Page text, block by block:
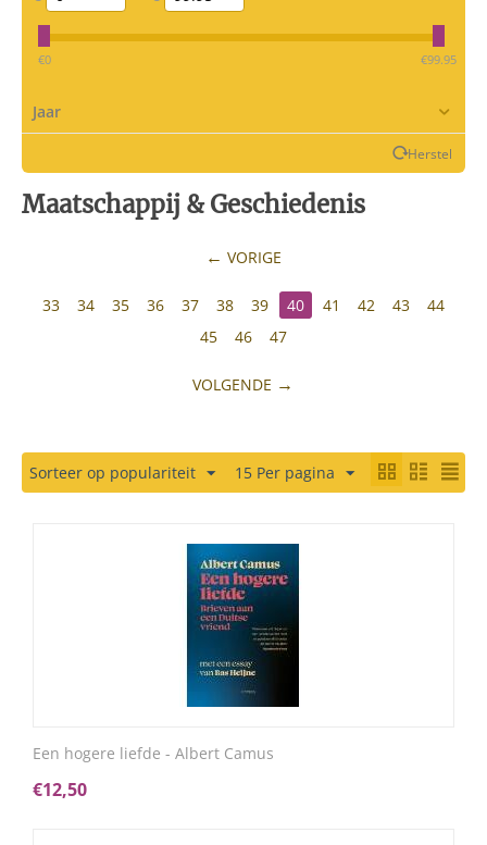
‎€0 ‎€99.95
Jaar
Herstel
Maatschappij & Geschiedenis
VORIGE
33 34 35 36 37 38 39 40 41 42 43
44
45
46 47
VOLGENDE
Sorteer op populariteit 15 Per pagina
Een hogere liefde - Albert Camus
€12,50